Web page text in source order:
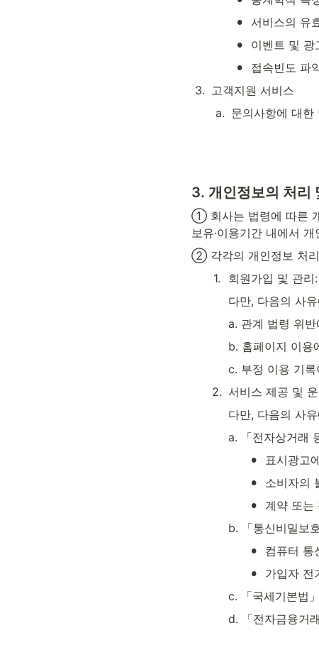
• 서비스의 유
• 이벤트 및 광
•
접속빈도 파
3. 고객지원 서비스
a. 문의사항에 대한
3. 개인정보의 처리
① 회사는 법령에 따른
보유·이용기간 내에서
② 각각의 개인정보 처
1.
회원가입 및 관리
다만, 다음의 사
a. 관계 법령 위
b. 홈페이지 이용
c. 부정 이용 기
2. 서비스 제공 및
다만, 다음의 사
a. 「전자상거래
• 표시광고
• 소비자의
•
계약 또는
b. 「통신비밀보
• 컴퓨터 통
•
가입자 전
c. 「국세기본법
d. 「전자금융거